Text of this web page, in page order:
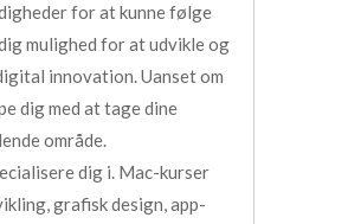
for at kunne følge
mulighed for at udvikle og
innovation. Uanset om
dig med at tage dine
område.
dig i. Mac-kurser
grafisk design, app-